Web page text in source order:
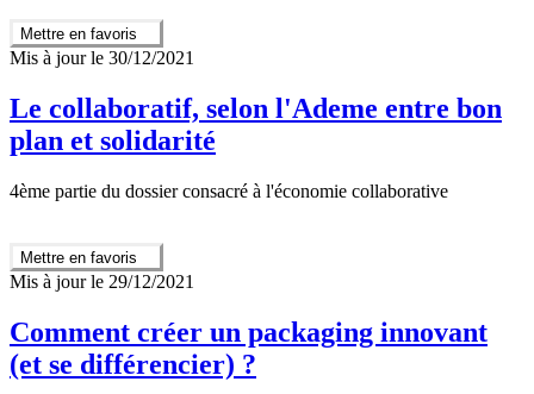
Mettre en favoris
Mis à jour le 30/12/2021
Le collaboratif, selon l'Ademe entre bon
plan et solidarité
4ème partie du dossier consacré à l'économie collaborative
Mettre en favoris
Mis à jour le 29/12/2021
Comment créer un packaging innovant
(et se différencier) ?